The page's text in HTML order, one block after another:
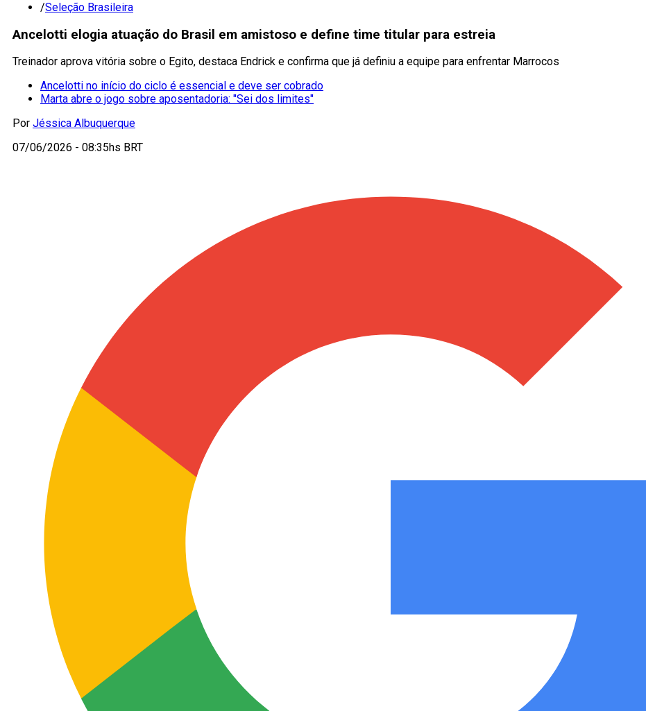
/Seleção Brasileira
Ancelotti elogia atuação do Brasil em amistoso e define time titular para estreia
Treinador aprova vitória sobre o Egito, destaca Endrick e confirma que já definiu a equipe para enfrentar Marrocos
Ancelotti no início do ciclo é essencial e deve ser cobrado
Marta abre o jogo sobre aposentadoria: "Sei dos limites"
Por Jéssica Albuquerque
07/06/2026 - 08:35hs BRT